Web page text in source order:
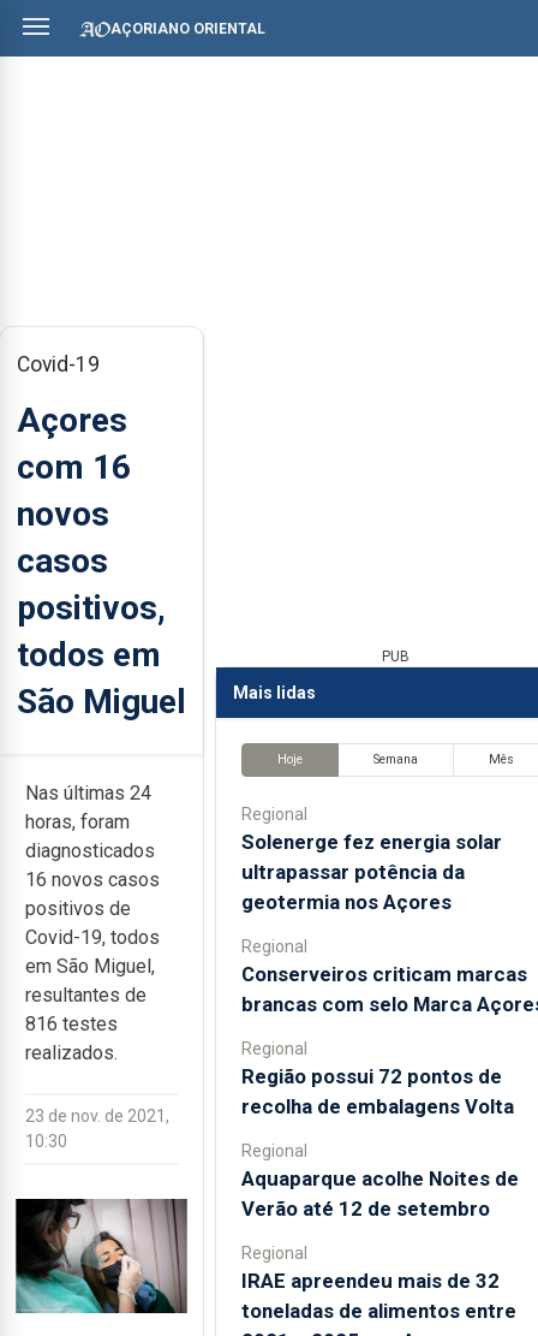
AÇORIANO ORIENTAL
Covid-19
Açores
com 16
novos
casos
positivos,
todos em
São Miguel
Nas últimas 24
horas, foram
diagnosticados
16 novos casos
positivos de
Covid-19, todos
em São Miguel,
resultantes de
816 testes
realizados.
23 de nov. de 2021,
10:30
PUB
Mais lidas
Hoje Semana Mês
Regional
Solenerge fez energia solar
ultrapassar potência da
geotermia nos Açores
Regional
Conserveiros criticam marcas
brancas com selo Marca
Regional
Região possui 72 pontos de
recolha de embalagens Volta
Regional
Aquaparque acolhe Noites de
Verão até 12 de setembro
Regional
IRAE apreendeu mais de 32
toneladas de alimentos entre